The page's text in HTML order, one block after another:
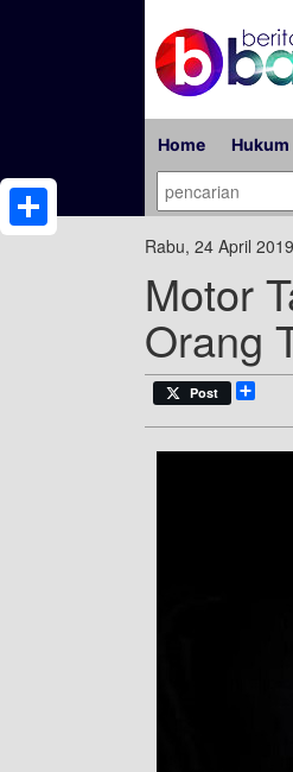
Home Hukum
Rabu, 24 April
Motor
Orang
Post
Share